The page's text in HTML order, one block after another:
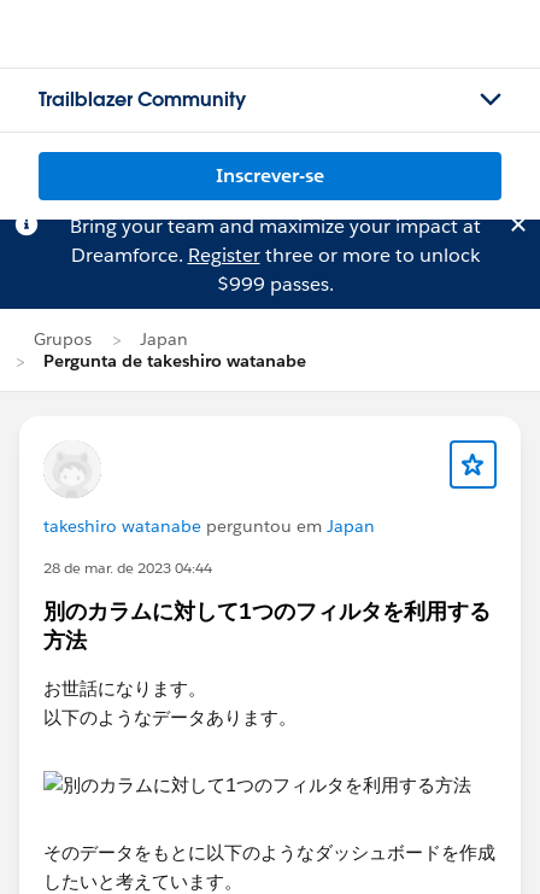
Trailblazer Community
Inscrever-se
Bring your team and maximize your impact at
Dreamforce. Registerthree or more to unlock
$999 passes.
Grupos
Japan
Pergunta de takeshiro watanabe
takeshiro watanabe perguntou em Japan
28 de mar. de 2023 04:44
別のカラムに対して1つのフィルタを利用する
方法
​お世話になります。
以下のようなデータあります。​
そのデータをもとに以下のようなダッシュボードを作成
したいと考えています。